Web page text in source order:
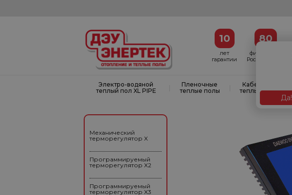
10
лет
гарантии
80
филиалов в
России и СНГ
Электро-водяной
теплый пол XL PIPE
Пленочные
теплые полы
Кабельные
теплые полы
Механический
терморегулятор X
Программируемый
терморегулятор X2
Программируемый
терморегулятор X3
Да!